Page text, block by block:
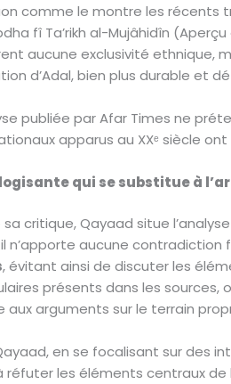
comme le montre les récents
fî Ta’rikh al-Mujâhidîn
aucune exclusivité ethnique,
d’Adal, bien plus durable et
publiée par Afar Times ne
apparus au XXᵉ siècle ont
qui se substitue à
critique, Qayaad situe
n’apporte aucune
, évitant ainsi de discuter les
présents dans les
aux arguments sur le terrain
en se focalisant sur des
les éléments centraux de